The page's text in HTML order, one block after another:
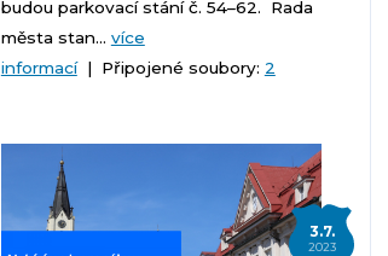
budou parkovací stání č. 54–62. Rada
města stan... více
informací| Připojené soubory: 2
3.7.
2023